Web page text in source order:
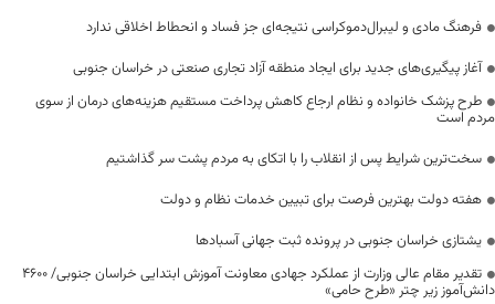
فرهنگ مادی و لیبرال‌دموکراسی نتیجه‌ای جز فساد و انحطاط اخلاقی ندارد
آغاز پیگیری‌های جدید برای ایجاد منطقه آزاد تجاری صنعتی در خراسان جنوبی
طرح پزشک خانواده و نظام ارجاع کاهش پرداخت مستقیم هزینه‌های درمان از سوی
مردم است
سخت‌ترین شرایط پس از انقلاب را با اتکای به مردم پشت سر گذاشتیم
هفته دولت بهترین فرصت برای تبیین خدمات نظام و دولت
یشتازی خراسان جنوبی در پرونده ثبت جهانی آسبادها
تقدیر مقام عالی وزارت از عملکرد جهادی معاونت آموزش ابتدایی خراسان جنوبی/ ۴۶۰۰
دانش‌آموز زیر چتر «طرح حامی»